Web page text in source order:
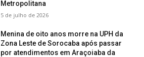
Metropolitana
5 de julho de 2026
Menina de oito anos morre na UPH da
Zona Leste de Sorocaba após passar
por atendimentos em Araçoiaba da